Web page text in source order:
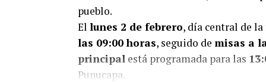
pueblo.
El lunes 2 de febrero, día central de
las 09:00 horas, seguido de misas a
principal está programada para las
Punucapa.